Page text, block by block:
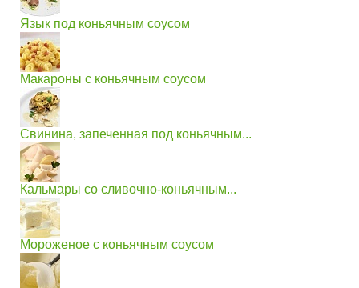
Язык под коньячным соусом
Макароны с коньячным соусом
Свинина, запеченная под коньячным...
Кальмары со сливочно-коньячным...
Мороженое с коньячным соусом